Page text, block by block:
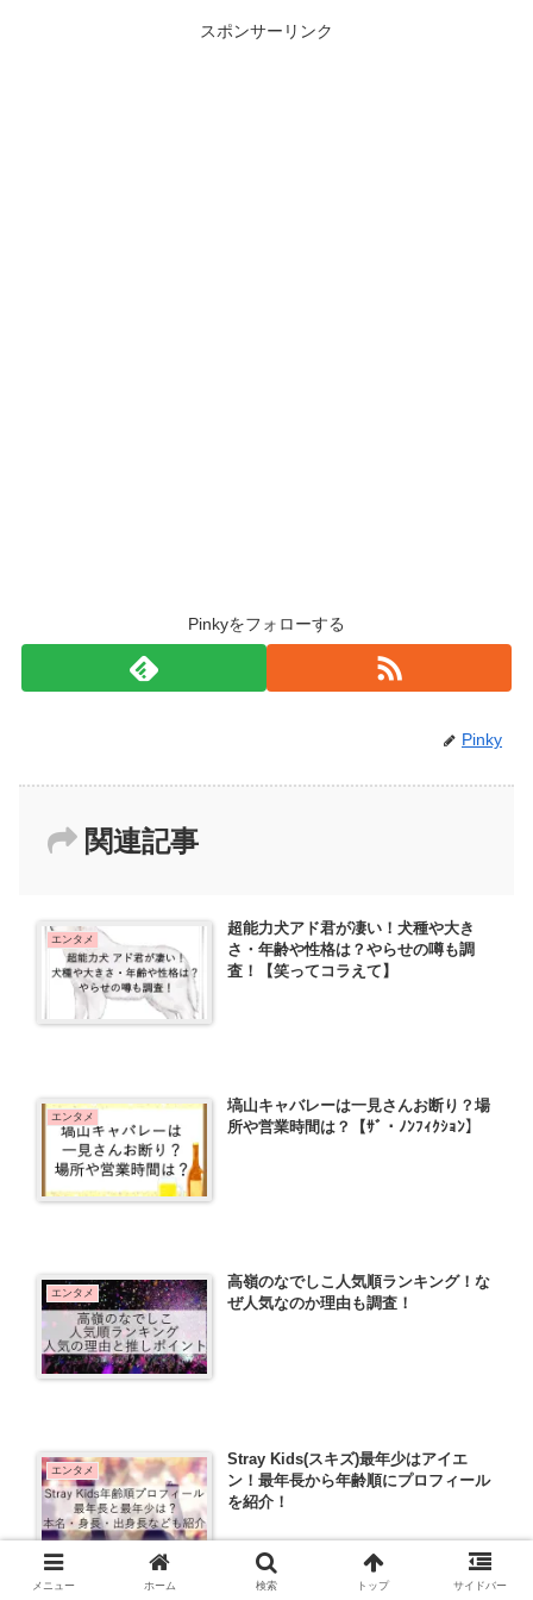
スポンサーリンク
Pinkyをフォローする
Pinky
関連記事
エンタメ
超能力犬アド君が凄い！犬種や大き
さ・年齢や性格は？やらせの噂も調
査！【笑ってコラえて】
エンタメ
塙山キャバレーは一見さんお断り？場
所や営業時間は？【ｻﾞ・ﾉﾝﾌｨｸｼｮﾝ】
エンタメ
高嶺のなでしこ人気順ランキング！な
ぜ人気なのか理由も調査！
エンタメ
Stray Kids(スキズ)最年少はアイエ
ン！最年長から年齢順にプロフィール
を紹介！
メニュー ホーム 検索 トップ サイドバー